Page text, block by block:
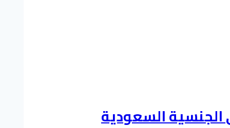
السعودية